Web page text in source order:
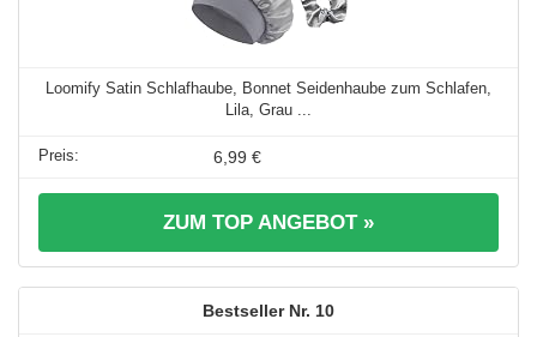
Loomify Satin Schlafhaube, Bonnet Seidenhaube zum Schlafen,
Lila, Grau ...
6,99 €
ZUM TOP ANGEBOT »
10